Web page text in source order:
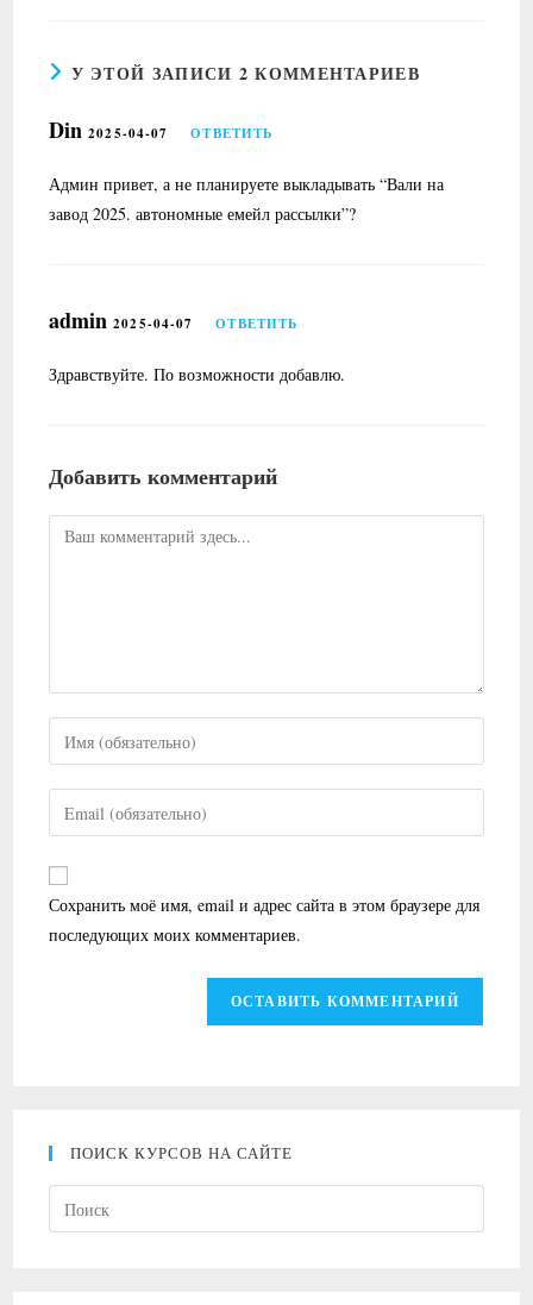
У ЭТОЙ ЗАПИСИ 2 КОММЕНТАРИЕВ
Din2025-04-07 ОТВЕТИТЬ
Админ привет, а не планируете выкладывать “Вали на
завод 2025. автономные емейл рассылки”?
admin2025-04-07 ОТВЕТИТЬ
Здравствуйте. По возможности добавлю.
Добавить комментарий
Комментарий
Введите
свое
имя
или
пользователя,
чтобы
прокомментировать
Введите
свой
email-
адрес,
чтобы
прокомментировать
Сохранить моё имя, email и адрес сайта в этом браузере для
последующих моих комментариев.
ПОИСК КУРСОВ НА САЙТЕ